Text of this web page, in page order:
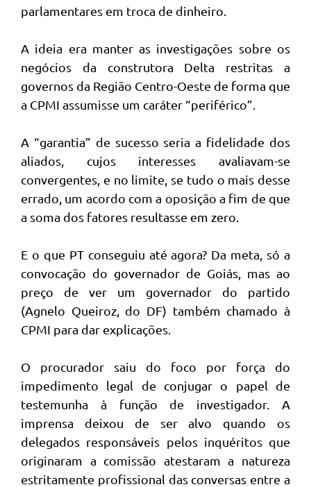
parlamentares em troca de dinheiro.
A ideia era manter as investigações sobre os
negócios da construtora Delta restritas a
governos da Região Centro-Oeste de forma que
a CPMI assumisse um caráter “periférico”.
A “garantia” de sucesso seria a fidelidade dos
aliados, cujos interesses avaliavam-se
convergentes, e no limite, se tudo o mais desse
errado, um acordo com a oposição a fim de que
a soma dos fatores resultasse em zero.
E o que PT conseguiu até agora? Da meta, só a
convocação do governador de Goiás, mas ao
preço de ver um governador do partido
(Agnelo Queiroz, do DF) também chamado à
CPMI para dar explicações.
O procurador saiu do foco por força do
impedimento legal de conjugar o papel de
testemunha à função de investigador. A
imprensa deixou de ser alvo quando os
delegados responsáveis pelos inquéritos que
originaram a comissão atestaram a natureza
estritamente profissional das conversas entre a